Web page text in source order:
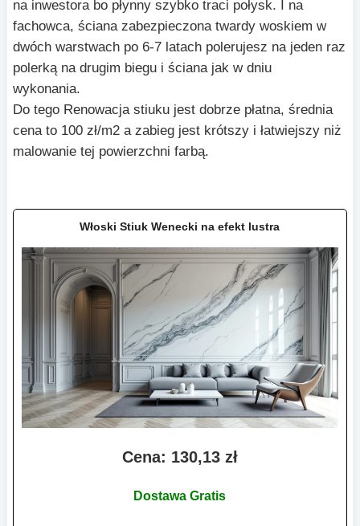
na inwestora bo płynny szybko traci połysk. I na
fachowca, ściana zabezpieczona twardy woskiem w
dwóch warstwach po 6-7 latach polerujesz na jeden raz
polerką na drugim biegu i ściana jak w dniu
wykonania.
Do tego Renowacja stiuku jest dobrze płatna, średnia
cena to 100 zł/m2 a zabieg jest krótszy i łatwiejszy niż
malowanie tej powierzchni farbą.
Włoski Stiuk Wenecki na efekt lustra
Cena: 130,13 zł
Dostawa Gratis